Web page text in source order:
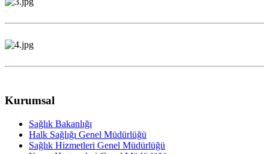
Kurumsal
Sağlık Bakanlığı
Halk Sağlığı Genel Müdürlüğü
Sağlık Hizmetleri Genel Müdürlüğü